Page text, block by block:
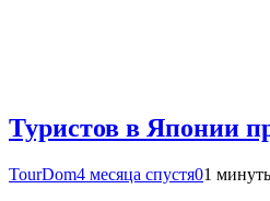
Туристов в Японии
TourDom4 месяца спустя01